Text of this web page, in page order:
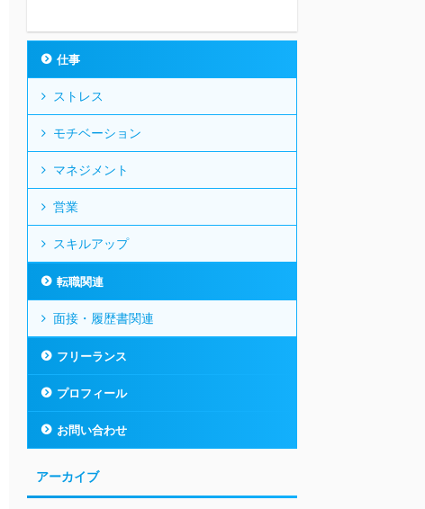
仕事
ストレス
モチベーション
マネジメント
営業
スキルアップ
転職関連
面接・履歴書関連
フリーランス
プロフィール
お問い合わせ
アーカイブ